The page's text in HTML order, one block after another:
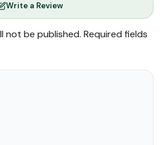
Write a Review
not be published. Required fields